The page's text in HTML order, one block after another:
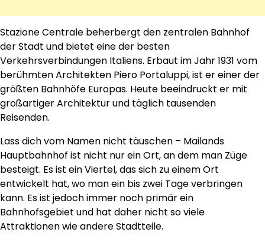
Stazione Centrale beherbergt den zentralen Bahnhof
der Stadt und bietet eine der besten
Verkehrsverbindungen Italiens. Erbaut im Jahr 1931 vom
berühmten Architekten Piero Portaluppi, ist er einer der
größten Bahnhöfe Europas. Heute beeindruckt er mit
großartiger Architektur und täglich tausenden
Reisenden.
Lass dich vom Namen nicht täuschen – Mailands
Hauptbahnhof ist nicht nur ein Ort, an dem man Züge
besteigt. Es ist ein Viertel, das sich zu einem Ort
entwickelt hat, wo man ein bis zwei Tage verbringen
kann. Es ist jedoch immer noch primär ein
Bahnhofsgebiet und hat daher nicht so viele
Attraktionen wie andere Stadtteile.